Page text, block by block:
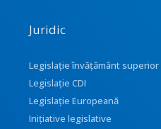
Juridic
Legislație învățământ superior
Legislație CDI
Legislație Europeană
Inițiative legislative